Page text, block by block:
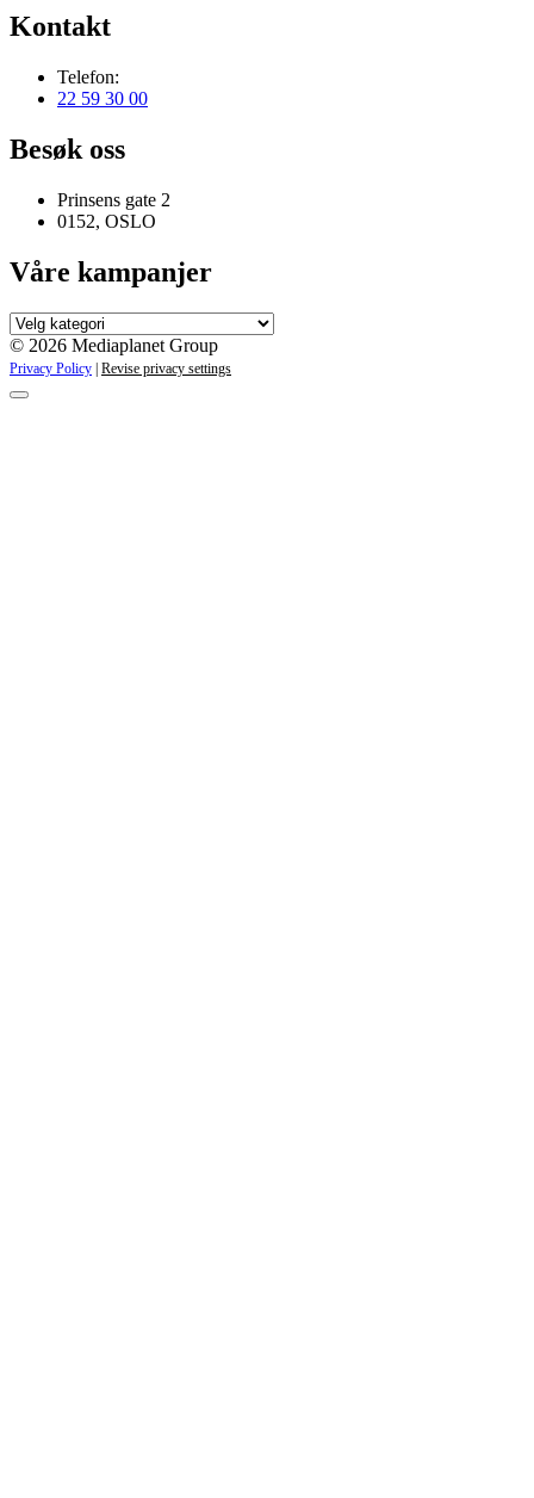
Kontakt
Telefon:
22 59 30 00
Besøk oss
Prinsens gate 2
0152, OSLO
Våre kampanjer
Våre
kampanjer
© 2026 Mediaplanet Group
Privacy Policy | Revise privacy settings